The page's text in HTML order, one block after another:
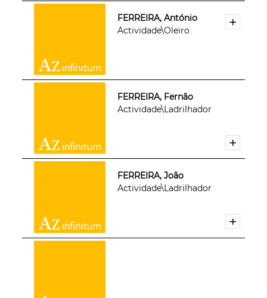
FERREIRA, António
Actividade\Oleiro
FERREIRA, Fernão
Actividade\Ladrilhador
FERREIRA, João
Actividade\Ladrilhador